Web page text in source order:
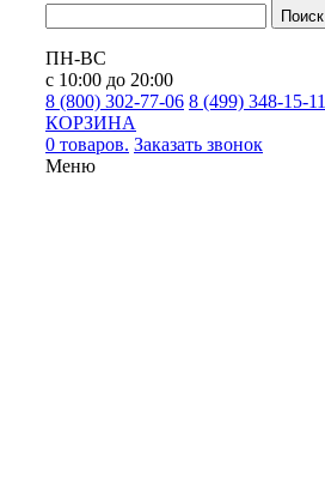
Поиск
ПН-ВС
с 10:00 до 20:00
8 (800) 302-77-06 8 (499) 348-15-11
КОРЗИНА
0 товаров. Заказать звонок
Меню